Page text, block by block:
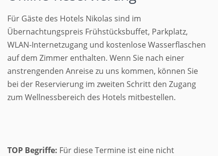
Für Gäste des Hotels Nikolas sind im
Übernachtungspreis Frühstücksbuffet, Parkplatz,
WLAN-Internetzugang und kostenlose Wasserflaschen
auf dem Zimmer enthalten. Wenn Sie nach einer
anstrengenden Anreise zu uns kommen, können Sie
bei der Reservierung im zweiten Schritt den Zugang
zum Wellnessbereich des Hotels mitbestellen.
TOP Begriffe: Für diese Termine ist eine nicht